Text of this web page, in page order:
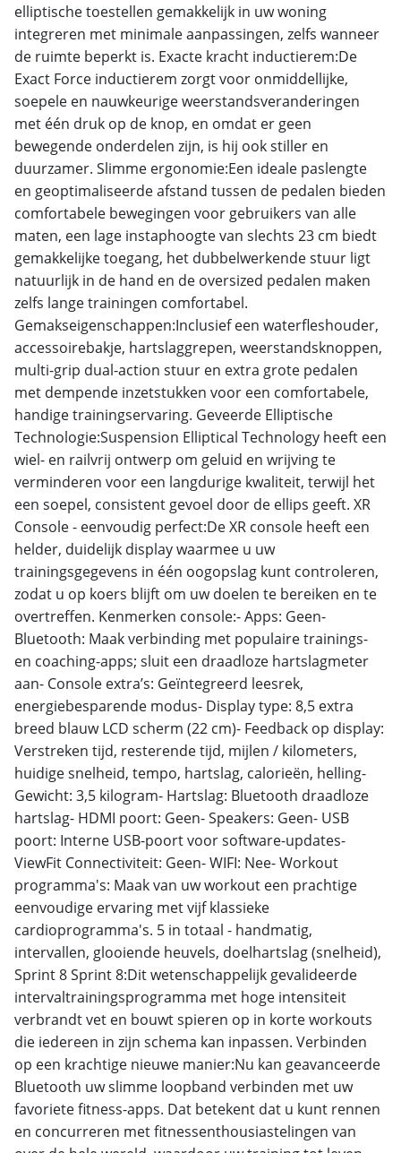
elliptische toestellen gemakkelijk in uw woning
integreren met minimale aanpassingen, zelfs wanneer
de ruimte beperkt is. Exacte kracht inductierem:De
Exact Force inductierem zorgt voor onmiddellijke,
soepele en nauwkeurige weerstandsveranderingen
met één druk op de knop, en omdat er geen
bewegende onderdelen zijn, is hij ook stiller en
duurzamer. Slimme ergonomie:Een ideale paslengte
en geoptimaliseerde afstand tussen de pedalen bieden
comfortabele bewegingen voor gebruikers van alle
maten, een lage instaphoogte van slechts 23 cm biedt
gemakkelijke toegang, het dubbelwerkende stuur ligt
natuurlijk in de hand en de oversized pedalen maken
zelfs lange trainingen comfortabel.
Gemakseigenschappen:Inclusief een waterfleshouder,
accessoirebakje, hartslaggrepen, weerstandsknoppen,
multi-grip dual-action stuur en extra grote pedalen
met dempende inzetstukken voor een comfortabele,
handige trainingservaring. Geveerde Elliptische
Technologie:Suspension Elliptical Technology heeft een
wiel- en railvrij ontwerp om geluid en wrijving te
verminderen voor een langdurige kwaliteit, terwijl het
een soepel, consistent gevoel door de ellips geeft. XR
Console - eenvoudig perfect:De XR console heeft een
helder, duidelijk display waarmee u uw
trainingsgegevens in één oogopslag kunt controleren,
zodat u op koers blijft om uw doelen te bereiken en te
overtreffen. Kenmerken console:- Apps: Geen-
Bluetooth: Maak verbinding met populaire trainings-
en coaching-apps; sluit een draadloze hartslagmeter
aan- Console extra’s: Geïntegreerd leesrek,
energiebesparende modus- Display type: 8,5 extra
breed blauw LCD scherm (22 cm)- Feedback op display:
Verstreken tijd, resterende tijd, mijlen / kilometers,
huidige snelheid, tempo, hartslag, calorieën, helling-
Gewicht: 3,5 kilogram- Hartslag: Bluetooth draadloze
hartslag- HDMI poort: Geen- Speakers: Geen- USB
poort: Interne USB-poort voor software-updates-
ViewFit Connectiviteit: Geen- WIFI: Nee- Workout
programma's: Maak van uw workout een prachtige
eenvoudige ervaring met vijf klassieke
cardioprogramma's. 5 in totaal - handmatig,
intervallen, glooiende heuvels, doelhartslag (snelheid),
Sprint 8 Sprint 8:Dit wetenschappelijk gevalideerde
intervaltrainingsprogramma met hoge intensiteit
verbrandt vet en bouwt spieren op in korte workouts
die iedereen in zijn schema kan inpassen. Verbinden
op een krachtige nieuwe manier:Nu kan geavanceerde
Bluetooth uw slimme loopband verbinden met uw
favoriete fitness-apps. Dat betekent dat u kunt rennen
en concurreren met fitnessenthousiastelingen van